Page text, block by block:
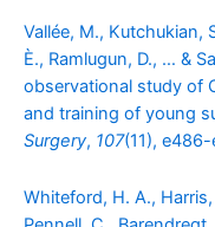
Vallée, M., Kutchukian,
È., Ramlugun, D., … &
observational study of
and training of young
Surgery, 107(11),
Whiteford, H. A.,